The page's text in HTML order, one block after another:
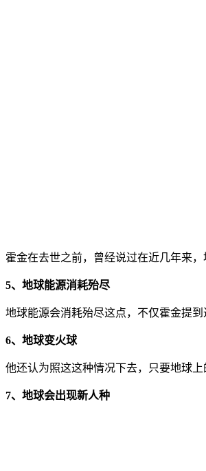
霍金在去世之前，曾经说过在近几年来
5、地球能源消耗殆尽
地球能源会消耗殆尽这点，不仅霍金提
6、地球变火球
他还认为照这这种情况下去，只要地球
7、地球会出现新人种